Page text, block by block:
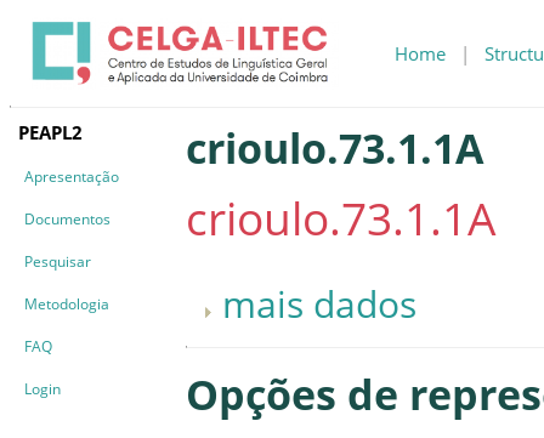
Home |
PEAPL2
Apresentação
Documentos
Pesquisar
Metodologia
FAQ
Login
crioulo.73.1.1A
crioulo.73.1.1A
mais dados
Opções de